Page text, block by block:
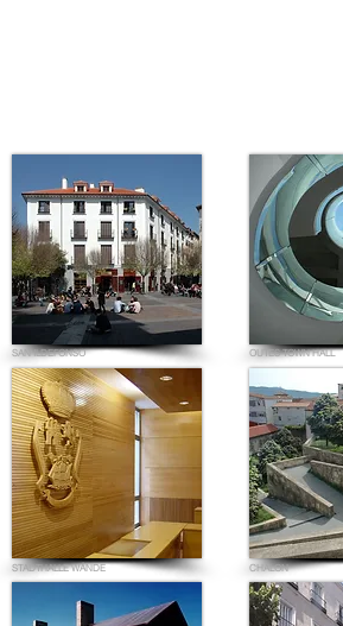
SAN ILDEFONSO
STADTHALLE WÄNDE
OUTES TOWN HALL
CHALON